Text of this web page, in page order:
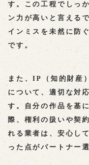
す。この工程でしっ
ン力が高いと言える
インミスを未然に防
です。
また、IP（知的財産
について、適切な対
す。自分の作品を基
際、権利の扱いや契
れる業者は、安心し
った点がパートナー